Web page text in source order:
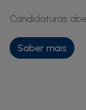
Candidaturas
Saber mais